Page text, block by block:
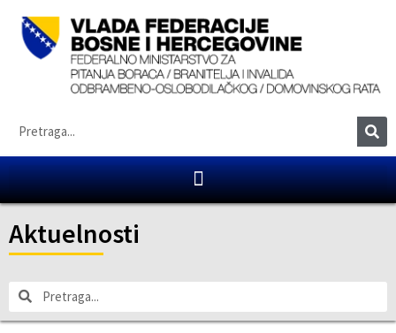
Aktuelnosti